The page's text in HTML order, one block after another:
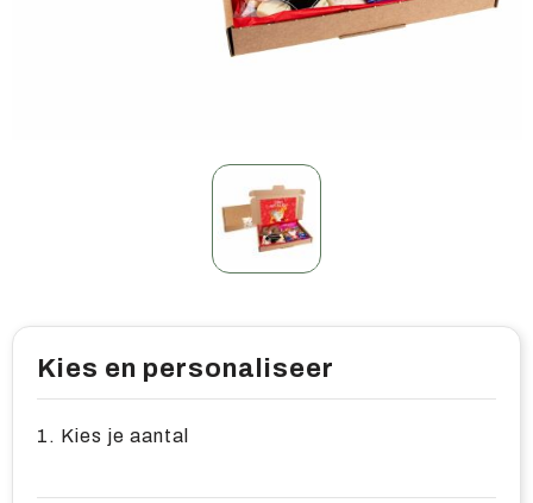
Overige relatiegeschenken
Kies en personaliseer
1. Kies je aantal